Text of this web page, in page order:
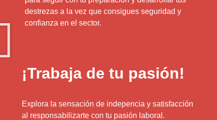
destrezas a la vez que consigues seguridad y
confianza en el sector.
¡Trabaja de tu pasión!
Explora la sensación de indepencia y satisfacción
al responsabilizarte con tu pasión laboral.